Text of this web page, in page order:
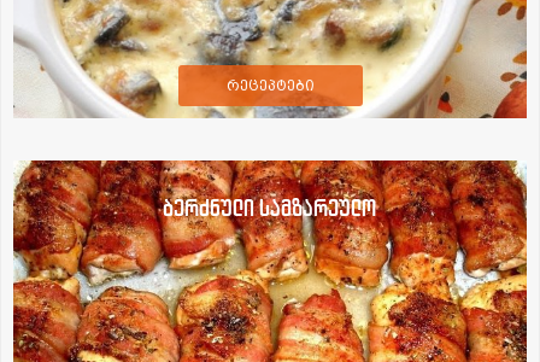
რეცეპტები
ბერძნული სამზარეულო